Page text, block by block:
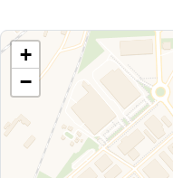
+
−